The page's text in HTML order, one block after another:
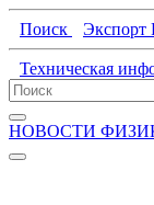
Поиск Экспорт
Техническая
НОВОСТИ